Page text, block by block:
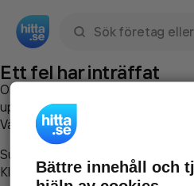
Ett fel har inträffat
Om du vill kan du
uppstod så att vi lättare och
Vänligen försök med följande:
Surfa till
Klicka påTillbaka-knappen i
Bättre innehåll och